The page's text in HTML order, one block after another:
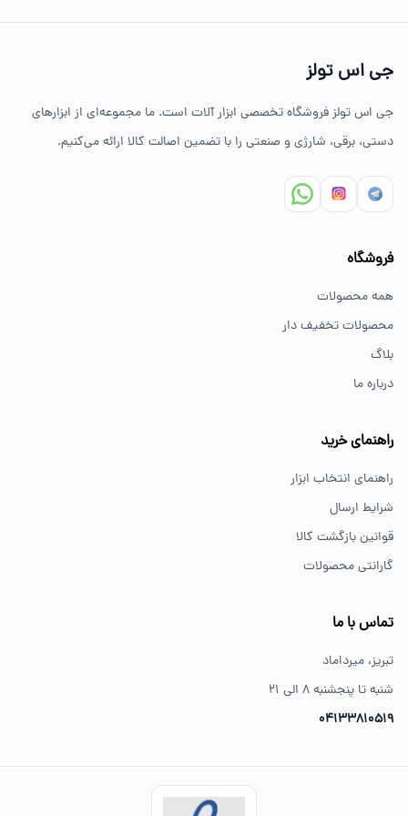
ضمانت اصالت کالا
مشاوره تخصصی خرید ابزار
برای کارهای خانگی معمولاً ابزارهای سبک مانند دریل شارژی،
از کجا ابزار اصل بخریم؟
جی اس تولز
جی اس تولز فروشگاه تخصصی ابزار آلات است. ما مجموعه‌ای از ابزارهای
دستی، برقی، شارژی و صنعتی را با تضمین اصالت کالا ارائه می‌کنیم.
فروشگاه
همه محصولات
محصولات تخفیف دار
بلاگ
درباره ما
راهنمای خرید
راهنمای انتخاب ابزار
شرایط ارسال
قوانین بازگشت کالا
گارانتی محصولات
تماس با ما
تبریز، میرداماد
شنبه تا پنجشنبه ۸ الی ۲۱
04133810519